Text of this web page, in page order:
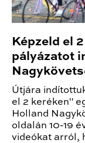
Képzeld el
pályázatot
Útjára
el 2 keréken"
Holland
oldalán 10-19
videókat arról,